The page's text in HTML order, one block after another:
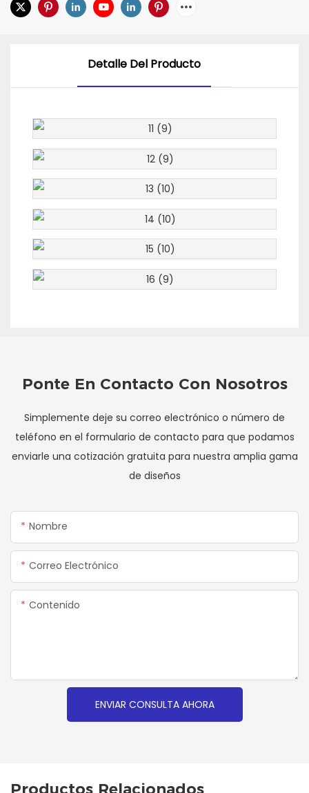
Detalle Del Producto
Ponte En Contacto Con Nosotros
Simplemente deje su correo electrónico o número de
teléfono en el formulario de contacto para que podamos
enviarle una cotización gratuita para nuestra amplia gama
de diseños
Nombre
Correo Electrónico
Contenido
ENVIAR CONSULTA AHORA
Productos Relacionados